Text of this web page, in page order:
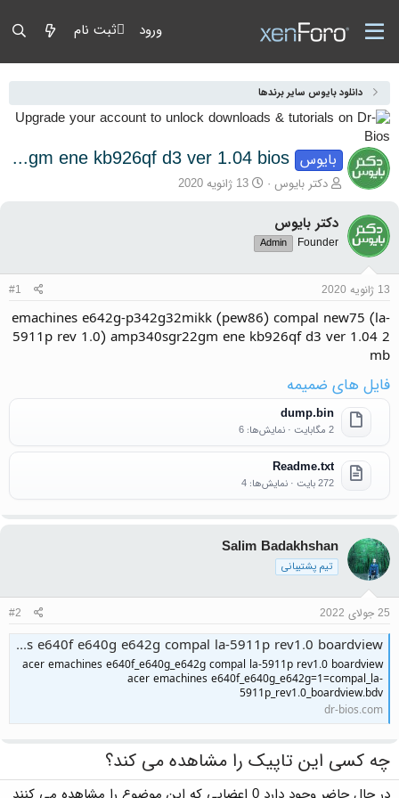
ورود ثبت نام
دانلود بایوس سایر برندها
بایوس emachines e642g-p342g32mikk (pew86) compal new75 (la-5911p rev 1.0) amp340sgr22gm ene kb926qf d3 ver 1.04 bios
آغازگر گفتمان
دکتر بایوس تاریخ شروع
13 ژانویه 2020
دکتر بایوس
Founder
Admin
13 ژانویه 2020 #1
emachines e642g-p342g32mikk (pew86) compal new75 (la-
5911p rev 1.0) amp340sgr22gm ene kb926qf d3 ver 1.04 2
mb
فایل های ضمیمه
dump.bin
2 مگابایت · نمایش‌ها: 6
Readme.txt
272 بایت · نمایش‌ها: 4
Salim Badakhshan
تیم پشتیبانی
25 جولای 2022 #2
acer emachines e640f e640g e642g compal la-5911p rev1.0 boardview
acer emachines e640f_e640g_e642g compal la-5911p rev1.0 boardview
acer emachines e640f_e640g_e642g=1=compal_la-
5911p_rev1.0_boardview.bdv
dr-bios.com
چه کسی این تاپیک را مشاهده می کند؟